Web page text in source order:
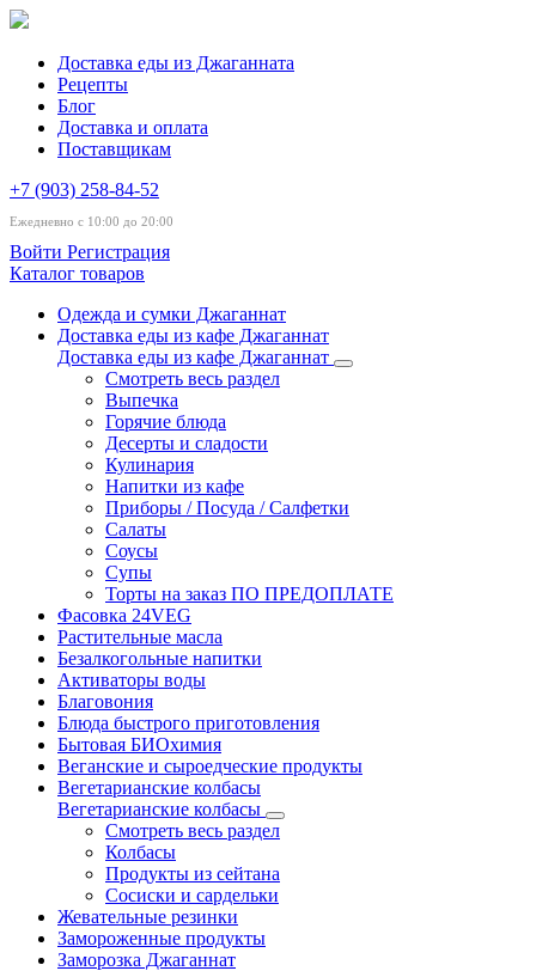
Доставка еды из Джаганната
Рецепты
Блог
Доставка и оплата
Поставщикам
+7 (903) 258-84-52
Ежедневно с 10:00 до 20:00
Войти Регистрация
Каталог товаров
Одежда и сумки Джаганнат
Доставка еды из кафе Джаганнат
Доставка еды из кафе Джаганнат
Смотреть весь раздел
Выпечка
Горячие блюда
Десерты и сладости
Кулинария
Напитки из кафе
Приборы / Посуда / Салфетки
Салаты
Соусы
Супы
Торты на заказ ПО ПРЕДОПЛАТЕ
Фасовка 24VEG
Растительные масла
Безалкогольные напитки
Активаторы воды
Благовония
Блюда быстрого приготовления
Бытовая БИОхимия
Веганские и сыроедческие продукты
Вегетарианские колбасы
Вегетарианские колбасы
Смотреть весь раздел
Колбасы
Продукты из сейтана
Сосиски и сардельки
Жевательные резинки
Замороженные продукты
Заморозка Джаганнат